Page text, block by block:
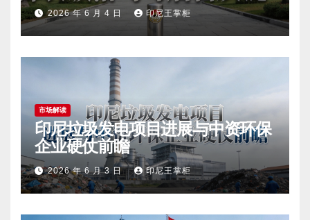
2026 年 6 月 4 日 印尼王掌柜
市场解读
印尼垃圾发电项目进展与中资环保
企业硬仗前瞻
2026 年 6 月 3 日 印尼王掌柜